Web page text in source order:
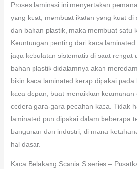
Proses laminasi ini menyertakan
yang kuat, membuat ikatan yang kuat di
dan bahan plastik, maka membuat satu
Keuntungan penting dari kaca
jaga kebulatan sistematis di saat rengat
bahan plastik didalamnya akan
bikin kaca laminated kerap dipakai pada
kaca depan, buat menaikkan keamanan
cedera gara-gara pecahan kaca. Tidak
laminated pun dipakai dalam beberapa
bangunan dan industri, di mana
hal dasar.
Kaca Belakang Scania S series –